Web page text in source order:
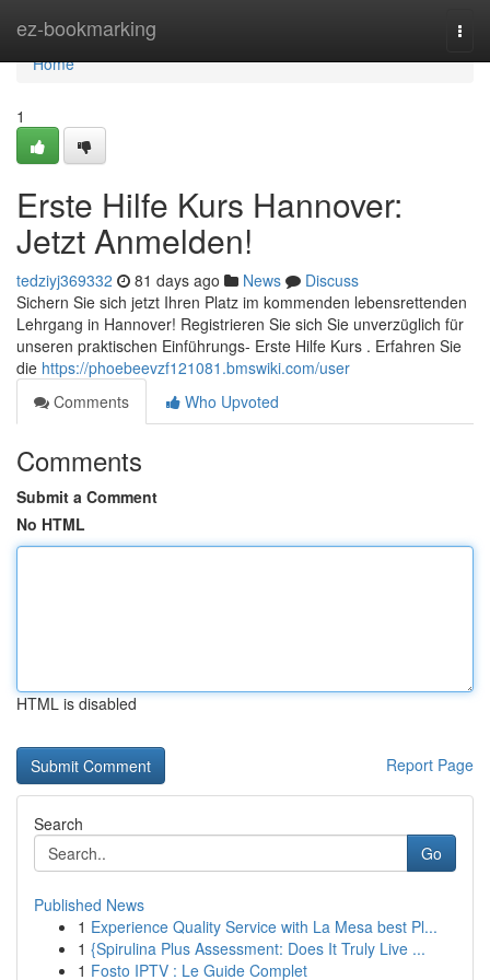
ez-bookmarking
Home
Home
1
Erste Hilfe Kurs Hannover:
Jetzt Anmelden!
tedziyj369332 81 days ago News
Discuss
Sichern Sie sich jetzt Ihren Platz im kommenden lebensrettenden
Lehrgang in Hannover! Registrieren Sie sich Sie unverzüglich für
unseren praktischen Einführungs- Erste Hilfe Kurs . Erfahren Sie
die https://phoebeevzf121081.bmswiki.com/user
Comments
Who Upvoted
Comments
Submit a Comment
No HTML
HTML is disabled
Report Page
Search
Go
Published News
1 Experience Quality Service with La Mesa best Pl...
1 {Spirulina Plus Assessment: Does It Truly Live ...
1 Fosto IPTV : Le Guide Complet